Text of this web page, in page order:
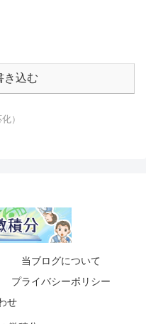
き込む
）
当ブログについて
プライバシーポリシー
せ